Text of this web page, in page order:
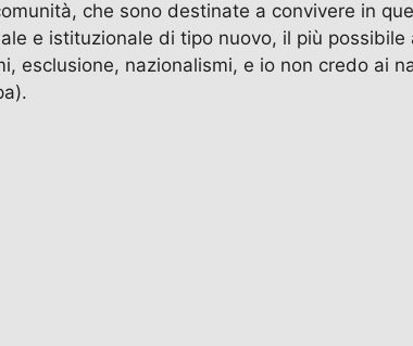
che sono destinate a convivere in
e istituzionale di tipo nuovo, il più
nazionalismi, e io non credo ai